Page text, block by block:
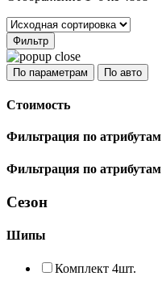
Стоимость
Фильтрация по атрибутам
Фильтрация по атрибутам
Сезон
Шипы
Комплект 4шт.